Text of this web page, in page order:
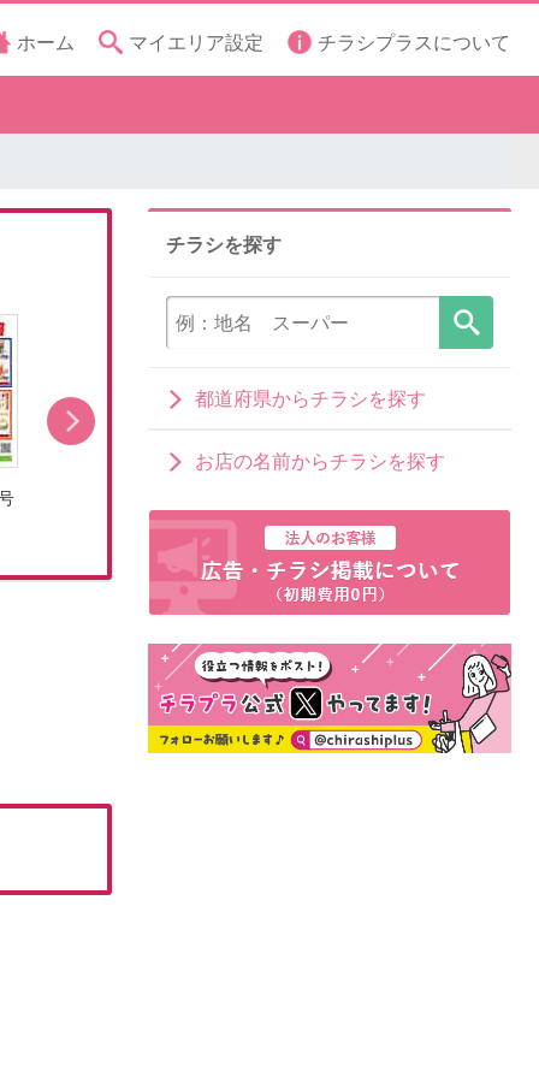
ホーム マイエリア設定 チラシプラスについて
チラシを探す
都道府県からチラシを探す
お店の名前からチラシを探す